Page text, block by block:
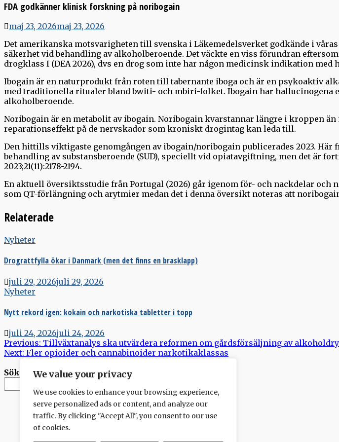
We value your privacy
We use cookies to enhance your browsing experience,
serve personalized ads or content, and analyze our
traffic. By clicking "Accept All", you consent to our use
of cookies.
FDA godkänner klinisk forskning på noribogain
maj 23, 2026maj 23, 2026
Det amerikanska motsvarigheten till svenska i Läkemedelsverket godkände i
säkerhet vid behandling av alkoholberoende. Det väckte en viss förundran
drogklass I (DEA 2026), dvs en drog som inte har någon medicinsk indikation
Ibogain är en naturprodukt från roten till tabernante iboga och är en psykoaktiv
med traditionella ritualer bland bwiti- och mbiri-folket. Ibogain har hallucinogena
alkoholberoende.
Noribogain är en metabolit av ibogain. Noribogain kvarstannar längre i kroppen
reparationseffekt på de nervskador som kroniskt drogintag kan leda till.
Den hittills viktigaste genomgången av ibogain/noribogain publicerades 2023.
behandling av substansberoende (SUD), speciellt vid opiatavgiftning, men det är
2023;21(11):2178-2194.
En aktuell översiktsstudie från Portugal (2026) går igenom för- och nackdelar
som QT-förlängning och arytmier medan det i denna översikt noteras att
Relaterade
Nyheter
Drograttfylla ökar i Danmark (men det finns en brasklapp)
juli 29, 2026juli 29, 2026
Nyheter
Nytt rekord igen: kokain och narkotiska tabletter i topp
juli 24, 2026juli 24, 2026
Inläggsnavigering
Previous: Tillväxtanalys ska utvärdera reformen om gårdsförsäljning av
Next: Fler opioider och cannabinoider narkotikaklassas
Sök